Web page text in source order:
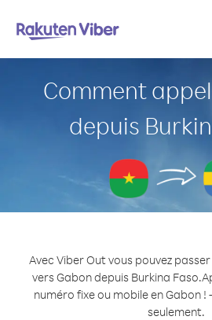
Comment
depuis
Avec Viber Out vous pouvez
vers Gabon depuis Burkina Faso.
numéro fixe ou mobile en Gabon !
seulement.